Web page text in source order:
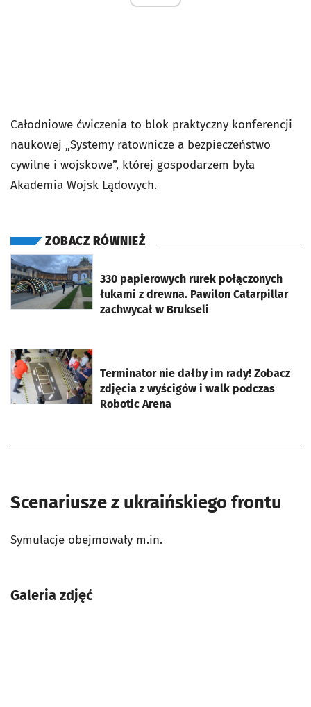
Całodniowe ćwiczenia to blok praktyczny konferencji
naukowej „Systemy ratownicze a bezpieczeństwo
cywilne i wojskowe”, której gospodarzem była
Akademia Wojsk Lądowych.
ZOBACZ RÓWNIEŻ
330 papierowych rurek połączonych
łukami z drewna. Pawilon Catarpillar
zachwycał w Brukseli
otworzy się w nowej karcie
Terminator nie dałby im rady! Zobacz
zdjęcia z wyścigów i walk podczas
Robotic Arena
otworzy się w nowej karcie
Scenariusze z ukraińskiego frontu
Symulacje obejmowały m.in.
Galeria zdjęć